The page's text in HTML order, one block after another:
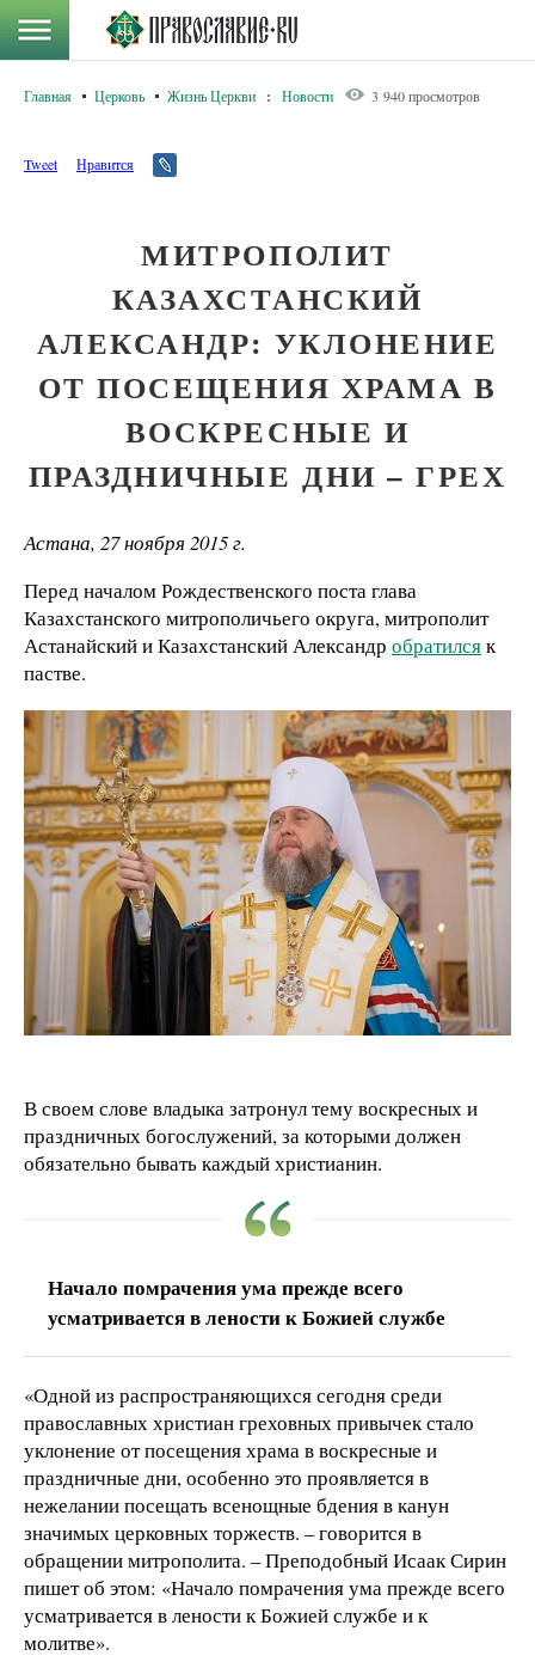
Главная Церковь Жизнь Церкви : Новости 3 940 просмотров
Tweet Нравится
МИТРОПОЛИТ
КАЗАХСТАНСКИЙ
АЛЕКСАНДР: УКЛОНЕНИЕ
ОТ ПОСЕЩЕНИЯ ХРАМА В
ВОСКРЕСНЫЕ И
ПРАЗДНИЧНЫЕ ДНИ – ГРЕХ
Астана, 27 ноября 2015 г.
Перед началом Рождественского поста глава
Казахстанского митрополичьего округа, митрополит
Астанайский и Казахстанский Александр обратилсяк
пастве.
В своем слове владыка затронул тему воскресных и
праздничных богослужений, за которыми должен
обязательно бывать каждый христианин.
Начало помрачения ума прежде всего
усматривается в лености к Божией службе
«Одной из распространяющихся сегодня среди
православных христиан греховных привычек стало
уклонение от посещения храма в воскресные и
праздничные дни, особенно это проявляется в
нежелании посещать всенощные бдения в канун
значимых церковных торжеств. – говорится в
обращении митрополита. –Преподобный Исаак Сирин
пишет об этом: «Начало помрачения ума прежде всего
усматривается в лености к Божией службе и к
молитве».